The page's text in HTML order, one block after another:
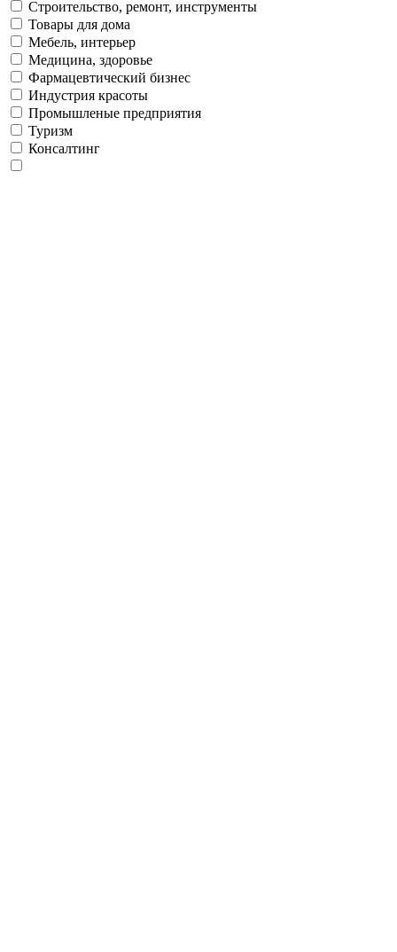
Строительство, ремонт, инструменты
Товары для дома
Мебель, интерьер
Медицина, здоровье
Фармацевтический бизнес
Индустрия красоты
Промышленые предприятия
Туризм
Консалтинг